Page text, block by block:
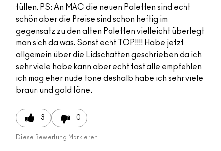
füllen. PS: An MAC die neuen Paletten sind echt
schön aber die Preise sind schon heftig im
gegensatz zu den alten Paletten vielleicht überlegt
man sich da was. Sonst echt TOP!!!! Habe jetzt
allgemein über die Lidschatten geschrieben da ich
sehr viele habe kann aber echt fast alle empfehlen
ich mag eher nude töne deshalb habe ich sehr viele
braun und gold töne.
3 0
Diese Bewertung Markieren